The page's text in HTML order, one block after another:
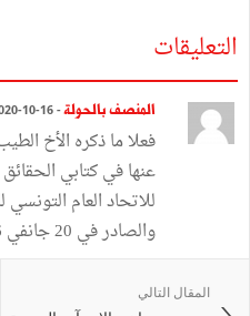
التعليقات
المنصف بالحولة- 16-10-2020 07:17
فعلا ما ذكره الأخ
عنها في كتابي
للاتحاد العام
والصادر في 20 جانفي 2016
المقال التالي